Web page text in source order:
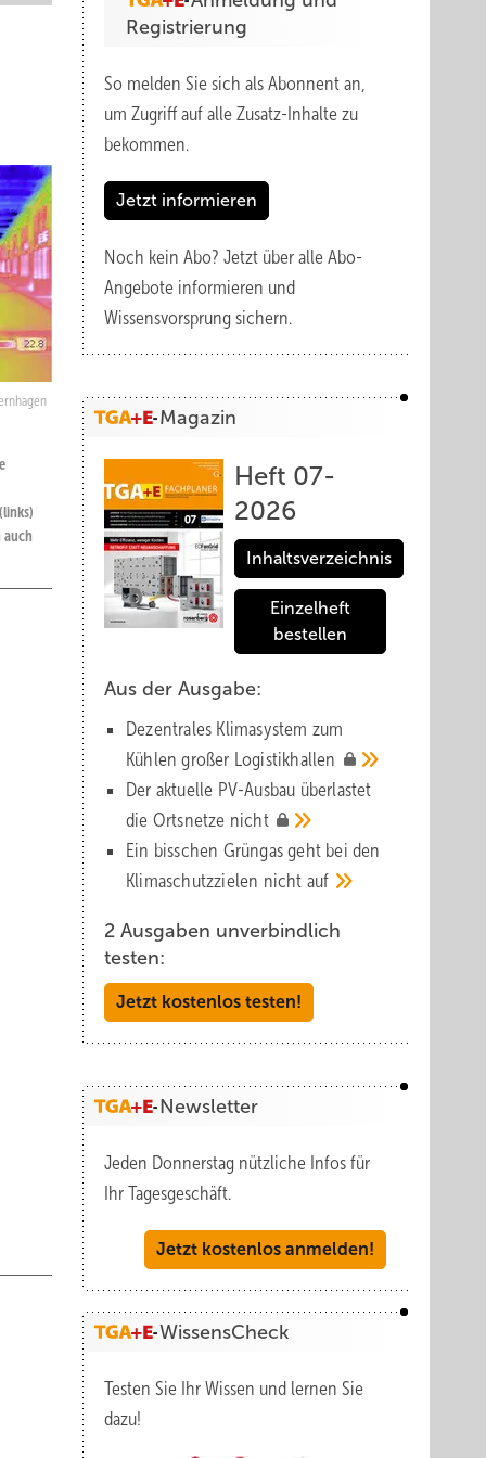
auch
je
mal
Registrierung
So melden Sie sich als Abonnent an,
um Zugriff auf alle Zusatz-Inhalte zu
bekommen.
Jetzt informieren
Noch kein Abo? Jetzt über alle Abo-
Angebote informieren und
Wissensvorsprung sichern.
Magazin
Heft 07-
2026
Inhaltsverzeichnis
Einzelheft
bestellen
Aus der Ausgabe:
Dezentrales Klimasystem zum
Kühlen großer Logistik­hallen
Der aktuelle PV-Ausbau über­lastet
die Orts­netze nicht
Ein bisschen Grüngas geht bei den
Klima­schutz­zielen nicht auf
2 Ausgaben unverbindlich
testen:
Jetzt kostenlos testen!
Newsletter
Jeden Donnerstag nützliche Infos für
Ihr Tagesgeschäft.
Jetzt kostenlos anmelden!
WissensCheck
Testen Sie Ihr Wissen und lernen Sie
dazu!